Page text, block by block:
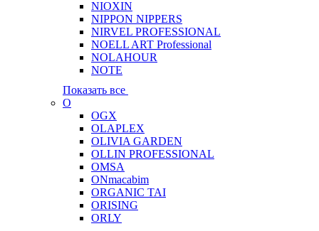
NIOXIN
NIPPON NIPPERS
NIRVEL PROFESSIONAL
NOELL ART Professional
NOLAHOUR
NOTE
Показать все
O
OGX
OLAPLEX
OLIVIA GARDEN
OLLIN PROFESSIONAL
OMSA
ONmacabim
ORGANIC TAI
ORISING
ORLY